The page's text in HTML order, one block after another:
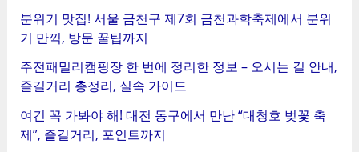
분위기 맛집! 서울 금천구 제7회 금천과학축제에서 분위
기 만끽, 방문 꿀팁까지
주전패밀리캠핑장 한 번에 정리한 정보 – 오시는 길 안내,
즐길거리 총정리, 실속 가이드
여긴 꼭 가봐야 해! 대전 동구에서 만난 “대청호 벚꽃 축
제”, 즐길거리, 포인트까지